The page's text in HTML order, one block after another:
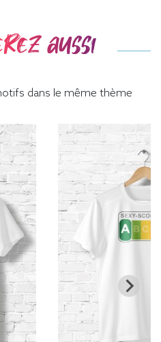
aussi
dans le même thème